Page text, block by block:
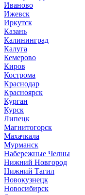
Иваново
Ижевск
Иркутск
Казань
Калининград
Калуга
Кемерово
Киров
Кострома
Краснодар
Красноярск
Курган
Курск
Липецк
Магнитогорск
Махачкала
Мурманск
Набережные Челны
Нижний Новгород
Нижний Тагил
Новокузнецк
Новосибирск